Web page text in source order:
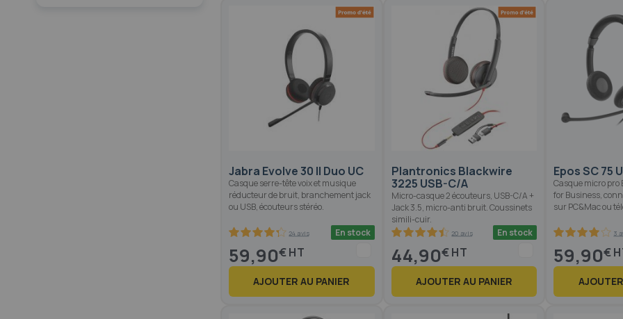
Jabra Evolve 30 II Duo UC
Casque serre-tête voix et musique
réducteur de bruit, branchement jack
ou USB, écouteurs stéréo.
24 avis En stock
59,90€
AJOUTER AU PANIER
Plantronics Blackwire
3225 USB-C/A
Micro-casque 2 écouteurs, USB-C/A +
Jack 3.5, micro-anti bruit. Coussinets
simili-cuir.
20 avis En stock
44,90€
AJOUTER AU PANIER
Epos SC 75
Casque micro pro
for Business,
sur PC&Mac ou
3
59,90€